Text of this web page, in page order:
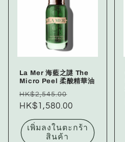
La Mer 海藍之謎 The
Micro Peel 柔酸精華油
ราคา
ปกติ
HK$2,545.00
โปรโมชัน
HK$1,580.00
เพิ่มลงในตะกร้า
สินค้า